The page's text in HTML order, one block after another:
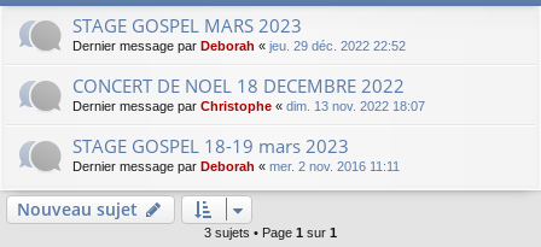
STAGE GOSPEL MARS 2023
Dernier message par Deborah « jeu. 29 déc. 2022 22:52
CONCERT DE NOEL 18 DECEMBRE 2022
Dernier message par Christophe « dim. 13 nov. 2022 18:07
STAGE GOSPEL 18-19 mars 2023
Dernier message par Deborah « mer. 2 nov. 2016 11:11
Nouveau sujet
3 sujets • Page 1 sur 1